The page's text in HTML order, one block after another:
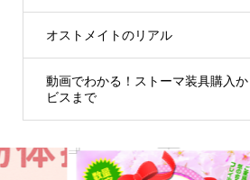
オストメイトのリアル
動画でわかる！ストーマ装具購入
ビスまで